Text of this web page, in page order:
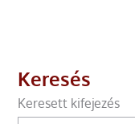
Keresés
Keresett kifejezés